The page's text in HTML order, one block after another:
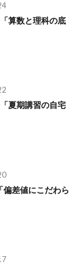
算数と理科の底
夏期講習の自宅
偏差値にこだわら